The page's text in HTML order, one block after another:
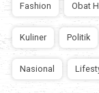
Fashion Obat
Kuliner Politik
Nasional